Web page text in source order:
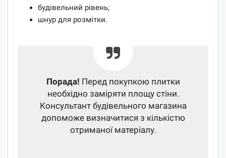
будівельний рівень;
шнур для розмітки.
Порада! Перед покупкою плитки
необхідно заміряти площу стіни.
Консультант будівельного магазина
допоможе визначитися з кількістю
отриманої матеріалу.